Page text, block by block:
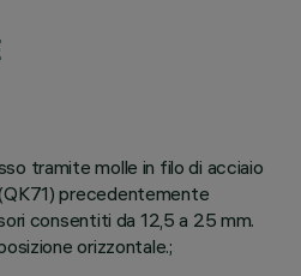
tramite molle in filo di acciaio
precedentemente
consentiti da 12,5 a 25 mm.
orizzontale.;